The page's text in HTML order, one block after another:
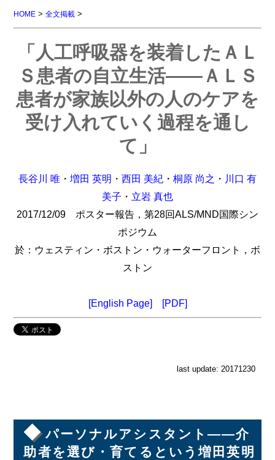
HOME >全文掲載 >
「人工呼吸器を装着したＡＬ
Ｓ患者の自立生活――ＡＬＳ
患者が家族以外の人のケアを
受け入れていく過程を通し
て」
長谷川 唯 ・ 増田 英明 ・ 西田 美紀 ・ 桐原 尚之 ・ 川口 有
美子 ・ 立岩 真也
2017/12/09 ポスター報告，第28回ALS/MND国際シン
ポジウム
於：ウェスティン・ボストン・ウォーターフロント，ボ
ストン
[English Page] [PDF]
last update: 20171230
◆ パーソナルアシスタント――介
助者を選び・育てるという増田英明